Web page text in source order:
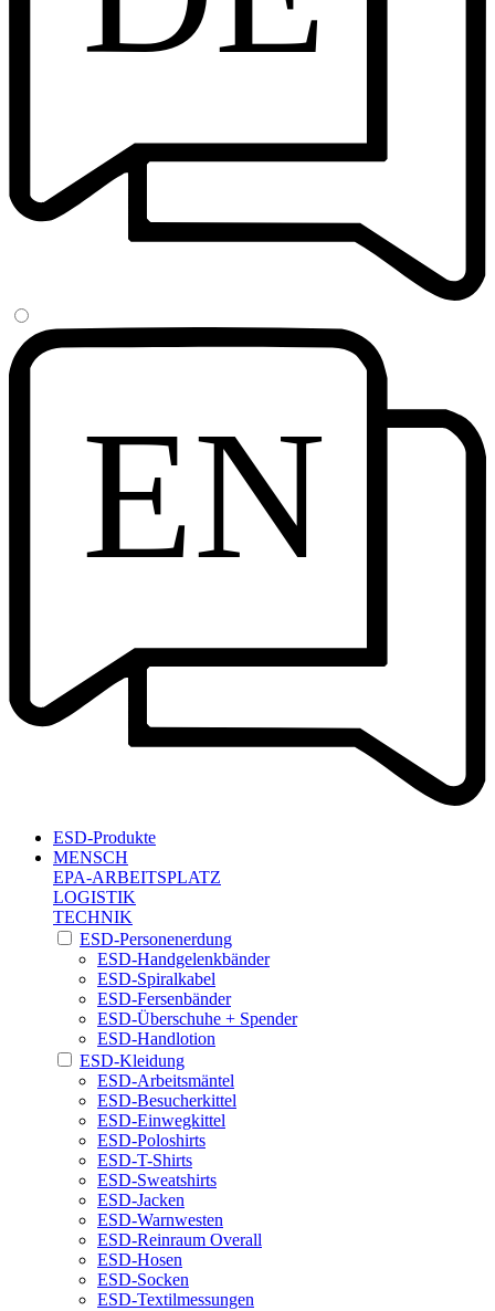
EN
ESD-Produkte
MENSCH
EPA-ARBEITSPLATZ
LOGISTIK
TECHNIK
ESD-Personenerdung
ESD-Handgelenkbänder
ESD-Spiralkabel
ESD-Fersenbänder
ESD-Überschuhe + Spender
ESD-Handlotion
ESD-Kleidung
ESD-Arbeitsmäntel
ESD-Besucherkittel
ESD-Einwegkittel
ESD-Poloshirts
ESD-T-Shirts
ESD-Sweatshirts
ESD-Jacken
ESD-Warnwesten
ESD-Reinraum Overall
ESD-Hosen
ESD-Socken
ESD-Textilmessungen